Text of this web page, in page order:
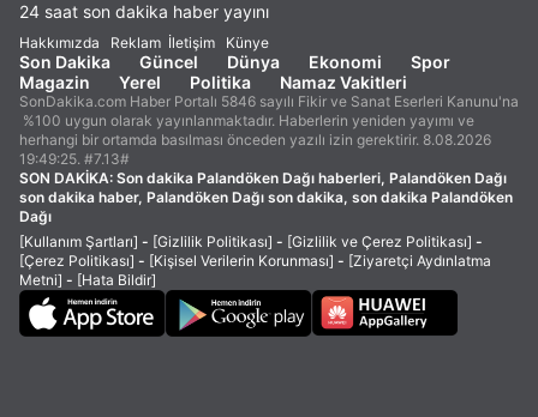
24 saat son dakika haber yayını
Hakkımızda Reklam İletişim Künye
Son Dakika Güncel Dünya Ekonomi
Spor
Magazin
Yerel Politika Namaz Vakitleri
SonDakika.com Haber Portalı 5846 sayılı Fikir ve Sanat Eserleri Kanunu'na
%100 uygun olarak yayınlanmaktadır. Haberlerin yeniden yayımı ve
herhangi bir ortamda basılması önceden yazılı izin gerektirir. 8.08.2026
19:49:25. #7.13#
SON DAKİKA: Son dakika Palandöken Dağı haberleri, Palandöken Dağı
son dakika haber, Palandöken Dağı son dakika, son dakika Palandöken
Dağı
[Kullanım Şartları] - [Gizlilik Politikası] - [Gizlilik ve Çerez Politikası] -
[Çerez Politikası] - [Kişisel Verilerin Korunması] - [Ziyaretçi Aydınlatma
Metni] - [Hata Bildir]